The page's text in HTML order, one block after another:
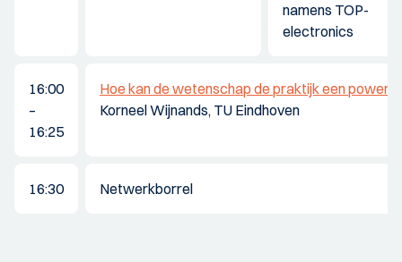
namens TOP-
electronics
16:00
–
16:25
Hoe kan de wetenschap de praktijk een power
Korneel Wijnands, TU Eindhoven
16:30 Netwerkborrel